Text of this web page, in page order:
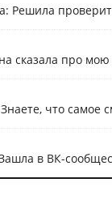
Решила
сказала про
что самое
в ВК-